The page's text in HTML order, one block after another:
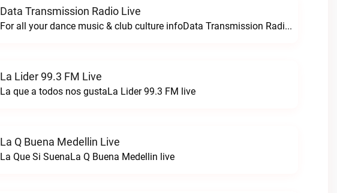
Data Transmission Radio Live
For all your dance music & club culture infoData Transmission Radio live
La Lider 99.3 FM Live
La que a todos nos gustaLa Lider 99.3 FM live
La Q Buena Medellin Live
La Que Si SuenaLa Q Buena Medellin live